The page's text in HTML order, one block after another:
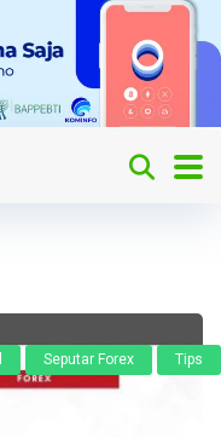
Seputar Forex Tips